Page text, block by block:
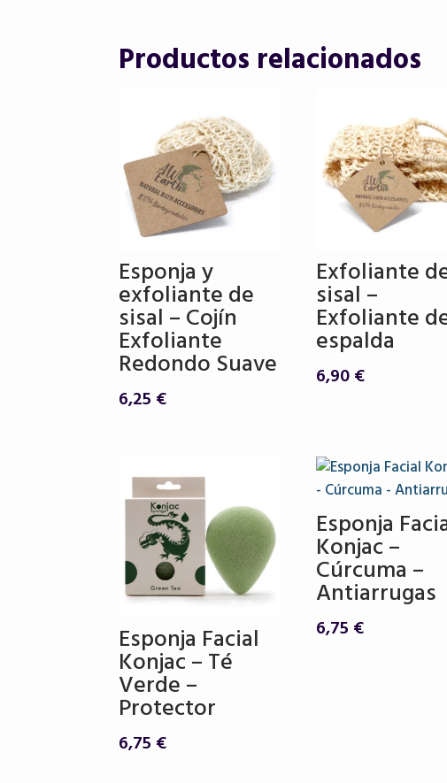
Productos relacionados
Esponja y
exfoliante de
sisal – Cojín
Exfoliante
Redondo Suave
6,25 €
Exfoliante
sisal –
Exfoliante
espalda
6,90€
Esponja Facial
Konjac – Té
Verde –
Protector
6,75 €
Esponja
Konjac –
Cúrcuma –
Antiarrugas
6,75 €